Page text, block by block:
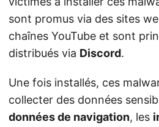
sont promus via des sites
chaînes YouTube et sont
distribués via Discord.
Une fois installés, ces
collecter des données
données de navigation, les